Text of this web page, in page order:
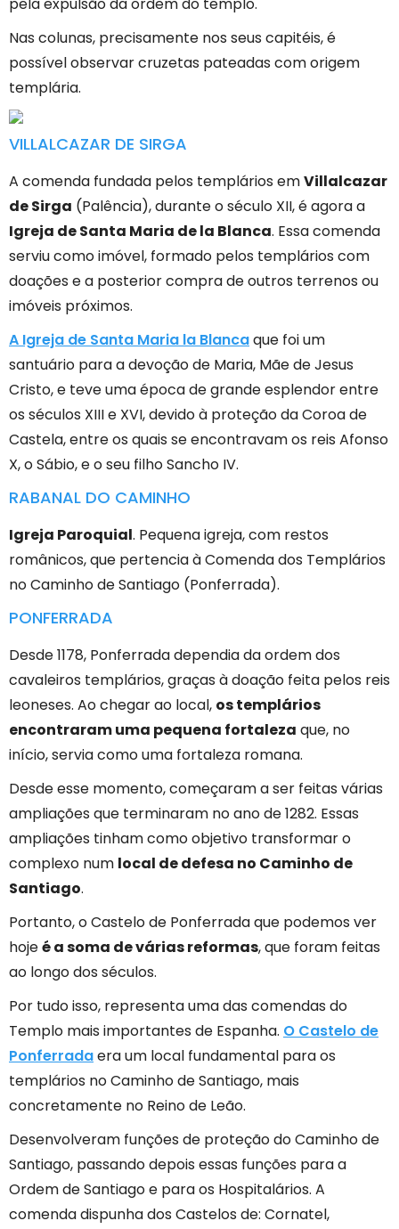
Nas colunas, precisamente nos seus capitéis, é
possível observar cruzetas pateadas com origem
templária.
VILLALCAZAR DE SIRGA
A comenda fundada pelos templários emVillalcazar
de Sirga (Palência), durante o século XII, é agora a
Igreja de Santa Maria de la Blanca. Essa comenda
serviu como imóvel, formado pelos templários com
doações e a posterior compra de outros terrenos ou
imóveis próximos.
A Igreja de Santa Maria la Blancaque foi um
santuário para a devoção de Maria, Mãe de Jesus
Cristo, e teve uma época de grande esplendor entre
os séculos XIII e XVI, devido à proteção da Coroa de
Castela, entre os quais se encontravam os reis Afonso
X, o Sábio, e o seu filho Sancho IV.
RABANAL DO CAMINHO
Igreja Paroquial. Pequena igreja, com restos
românicos, que pertencia à Comenda dos Templários
no Caminho de Santiago (Ponferrada).
PONFERRADA
Desde 1178, Ponferrada dependia da ordem dos
cavaleiros templários, graças à doação feita pelos reis
leoneses. Ao chegar ao local, os templários
encontraram uma pequena fortaleza que, no
início, servia como uma fortaleza romana.
Desde esse momento, começaram a ser feitas várias
ampliações que terminaram no ano de 1282. Essas
ampliações tinham como objetivo transformar o
complexo num local de defesa no Caminho de
Santiago.
Portanto, o Castelo de Ponferrada que podemos ver
hojeé a soma de várias reformas, que foram feitas
ao longo dos séculos.
Por tudo isso, representa uma das comendas do
Templo mais importantes de Espanha. O Castelo de
Ponferradaera um local fundamental para os
templários no Caminho de Santiago, mais
concretamente no Reino de Leão.
Desenvolveram funções de proteção do Caminho de
Santiago, passando depois essas funções para a
Ordem de Santiago e para os Hospitalários. A
comenda dispunha dos Castelos de: Cornatel,